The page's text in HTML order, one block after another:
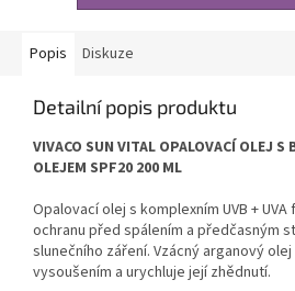
Popis Diskuze
Detailní popis produktu
VIVACO SUN VITAL OPALOVACÍ OLEJ S
OLEJEM SPF20 200 ML
Opalovací olej s komplexním UVB +
ochranu před spálením a předčasným
slunečního záření. Vzácný arganový
vysoušením a urychluje její zhědnutí.